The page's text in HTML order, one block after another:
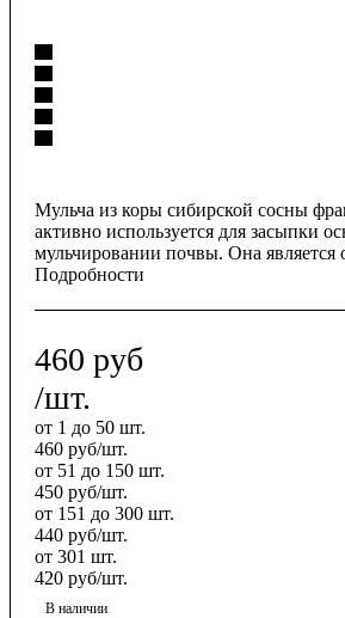
Мульча из коры сибирской сосны
активно используется для засыпки
мульчировании почвы. Она
решением для ухоженности вашего
Подробности
460 руб
/шт.
от 1 до 50 шт.
460 руб/шт.
от 51 до 150 шт.
450 руб/шт.
от 151 до 300 шт.
440 руб/шт.
от 301 шт.
420 руб/шт.
В наличии